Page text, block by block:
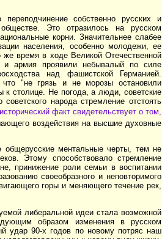
собственно русских и
Это отразилось на русском
корни. Значительнее слабее
населения, особенно молодежи, ее
время в ходе Великой Отечественной
и армия проявили небывалый по силе
над фашистской Германией.
"не грязь и не морозы остановили
к столице. Не погода, а люди, советские
народа стремление отстоять
факт свидетельствует о том,
воздействия на высшие духовные
общерусские ментальные черты, тем не
Этому способствовало стремление
принижение роли семьи в воспитании
своеобразного и неповторимого
горы и меняющего течение рек,
либеральной идеи стала возможной
образом изменения в русском
удар 90-х годов по новому потряс наш